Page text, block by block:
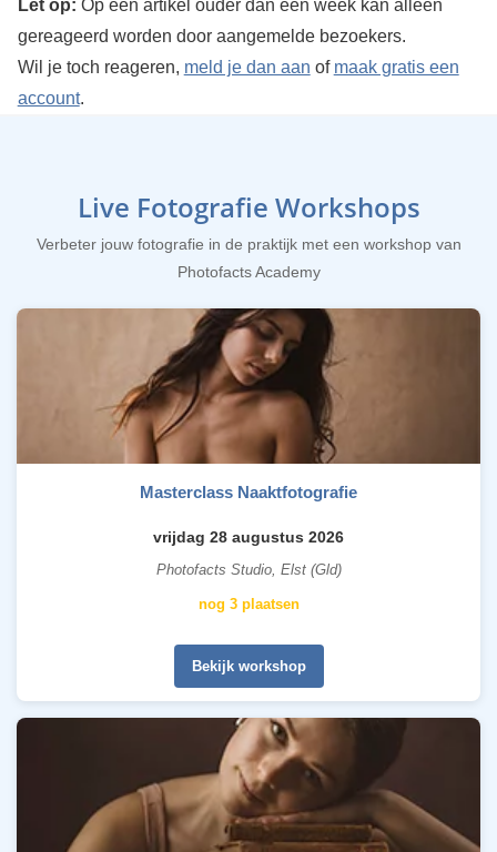
Let op: Op een artikel ouder dan een week kan alleen
gereageerd worden door aangemelde bezoekers.
Wil je toch reageren, meld je dan aan of maak gratis een
account.
Live Fotografie Workshops
Verbeter jouw fotografie in de praktijk met een workshop van
Photofacts Academy
Masterclass Naaktfotografie
vrijdag 28 augustus 2026
Photofacts Studio, Elst (Gld)
nog 3 plaatsen
Bekijk workshop